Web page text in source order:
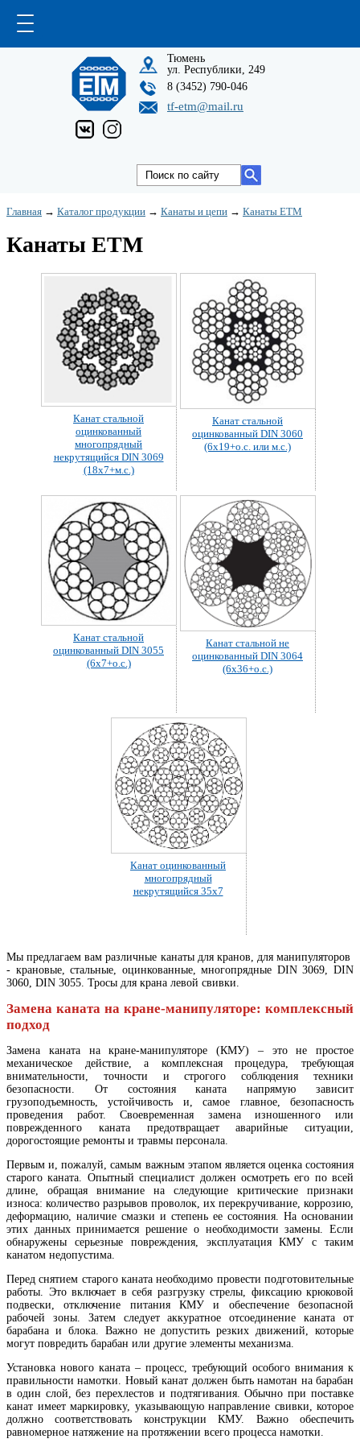
Тюмень
ул. Республики, 249
8 (3452) 790-046
tf-etm@mail.ru
Главная → Каталог продукции → Канаты и цепи → Канаты ЕТМ
Канаты ЕТМ
Канат стальной
оцинкованный
многопрядный
некрутящийся DIN 3069
(18х7+м.с.)
Канат стальной
оцинкованный DIN 3060
(6x19+о.с. или м.с.)
Канат стальной
оцинкованный DIN 3055
(6х7+о.с.)
Канат стальной не
оцинкованный DIN 3064
(6х36+о.с.)
Канат оцинкованный
многопрядный
некрутящийся 35x7
Мы предлагаем вам различные канаты для кранов, для манипуляторов
- крановые, стальные, оцинкованные, многопрядные DIN 3069, DIN
3060, DIN 3055. Тросы для крана левой свивки.
Замена каната на кране-манипуляторе: комплексный
подход
Замена каната на кране-манипуляторе (КМУ) – это не простое
механическое действие, а комплексная процедура, требующая
внимательности, точности и строгого соблюдения техники
безопасности. От состояния каната напрямую зависит
грузоподъемность, устойчивость и, самое главное, безопасность
проведения работ. Своевременная замена изношенного или
поврежденного каната предотвращает аварийные ситуации,
дорогостоящие ремонты и травмы персонала.
Первым и, пожалуй, самым важным этапом является оценка состояния
старого каната. Опытный специалист должен осмотреть его по всей
длине, обращая внимание на следующие критические признаки
износа: количество разрывов проволок, их перекручивание, коррозию,
деформацию, наличие смазки и степень ее состояния. На основании
этих данных принимается решение о необходимости замены. Если
обнаружены серьезные повреждения, эксплуатация КМУ с таким
канатом недопустима.
Перед снятием старого каната необходимо провести подготовительные
работы. Это включает в себя разгрузку стрелы, фиксацию крюковой
подвески, отключение питания КМУ и обеспечение безопасной
рабочей зоны. Затем следует аккуратное отсоединение каната от
барабана и блока. Важно не допустить резких движений, которые
могут повредить барабан или другие элементы механизма.
Установка нового каната – процесс, требующий особого внимания к
правильности намотки. Новый канат должен быть намотан на барабан
в один слой, без перехлестов и подтягивания. Обычно при поставке
канат имеет маркировку, указывающую направление свивки, которое
должно соответствовать конструкции КМУ. Важно обеспечить
равномерное натяжение на протяжении всего процесса намотки.